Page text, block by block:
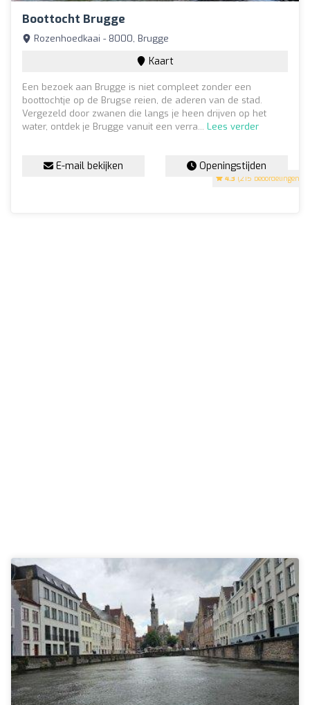
Boottocht Brugge
4.3 (215 beoordelingen)
Rozenhoedkaai - 8000, Brugge
Kaart
Een bezoek aan Brugge is niet compleet zonder een
boottochtje op de Brugse reien, de aderen van de stad.
Vergezeld door zwanen die langs je heen drijven op het
water, ontdek je Brugge vanuit een verra... Lees verder
E-mail bekijken Openingstijden